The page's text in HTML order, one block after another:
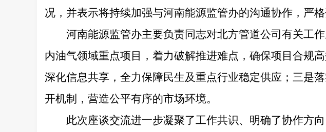
况，并表示将持续加强与河南能源监管办的沟通协作，严
河南能源监管办主要负责同志对北方管道公司有关工
内油气领域重点项目，着力破解推进难点，确保项目合规
深化信息共享，全力保障民生及重点行业稳定供应；三是
开机制，营造公平有序的市场环境。
此次座谈交流进一步凝聚了工作共识、明确了协作方